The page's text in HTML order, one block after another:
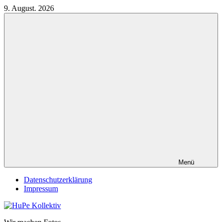
Zum
Inhalt
9. August. 2026
Menü
Datenschutzerklärung
Impressum